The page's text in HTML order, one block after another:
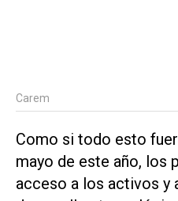
Carem
Como si todo esto
mayo de este año, los
acceso a los activos y